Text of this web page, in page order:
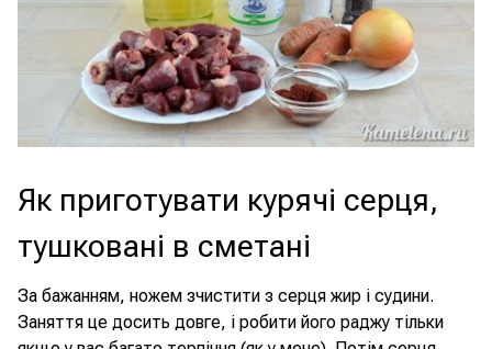
Як приготувати курячі серця,
тушковані в сметані
За бажанням, ножем зчистити з серця жир і судини.
Заняття це досить довге, і робити його раджу тільки